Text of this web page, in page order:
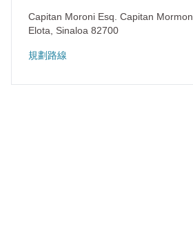
Capitan Moroni Esq. Capitan Mormon
Elota
Sinaloa 82700
規劃路線